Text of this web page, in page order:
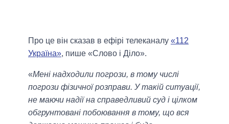
Про це він сказав в ефірі телеканалу «112
Україна», пише «Слово і Діло».
«Мені надходили погрози, в тому числі
погрози фізичної розправи. У такій ситуації,
не маючи надії на справедливий суд і цілком
обгрунтовані побоювання в тому, що вся